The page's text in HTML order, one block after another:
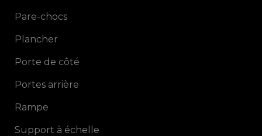
Pare-chocs
Plancher
Porte de côté
Portes arrière
Rampe
Support à échelle